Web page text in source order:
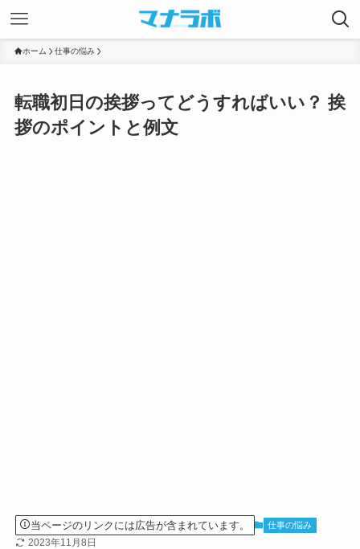
ホーム 仕事の悩み
転職初日の挨拶ってどうすればいい？ 挨
拶のポイントと例文
当ページのリンクには広告が含まれています。 仕事の悩み
2023年11月8日